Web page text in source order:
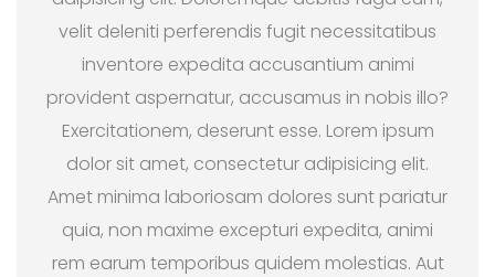
velit deleniti perferendis fugit necessitatibus
inventore expedita accusantium animi
provident aspernatur, accusamus in nobis illo?
Exercitationem, deserunt esse. Lorem ipsum
dolor sit amet, consectetur adipisicing elit.
Amet minima laboriosam dolores sunt pariatur
quia, non maxime excepturi expedita, animi
rem earum temporibus quidem molestias. Aut